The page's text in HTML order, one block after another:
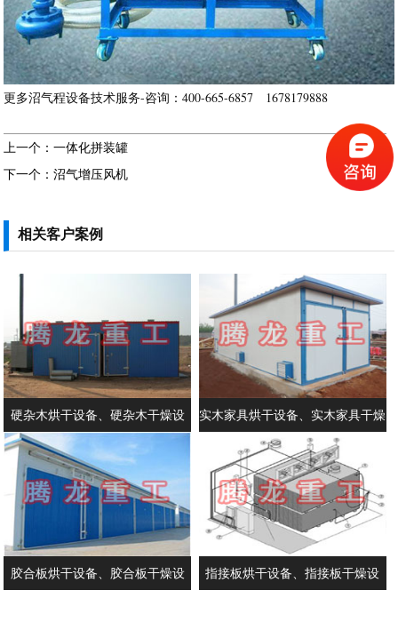
更多沼气程设备技术服务-咨询：400-665-6857 1678179888
上一个：一体化拼装罐
下一个：沼气增压风机
相关客户案例
硬杂木烘干设备、硬杂木干燥设
备、圆木干燥设备、圆木烘干设
备、木板干燥机、木板烘干窑
实木家具烘干设备、实木家具干燥
设备、实木门干燥机、木材干燥设
备价格、木材烘干设备生产厂家
胶合板烘干设备、胶合板干燥设
指接板烘干设备、指接板干燥设